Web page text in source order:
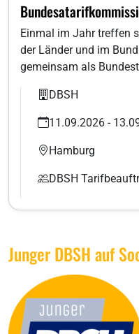
Einmal im Jahr treffen
der Länder und im
gemeinsam als
DBSH
11.09.2026 -
Hamburg
DBSH
Junger DBSH auf